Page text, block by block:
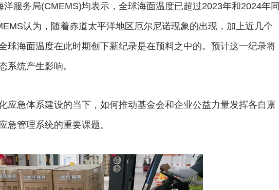
服务局(CMEMS)均表示，全球海面温度已超过2023年和2024年同
认为，随着赤道太平洋地区厄尔尼诺现象的出现，加上近几个
球海面温度在此时期创下新纪录是在预料之中的。预计这一纪录将
系统产生影响。
急体系建设的当下，如何推动基金会和企业公益力量发挥各自禀
急管理系统的重要课题。